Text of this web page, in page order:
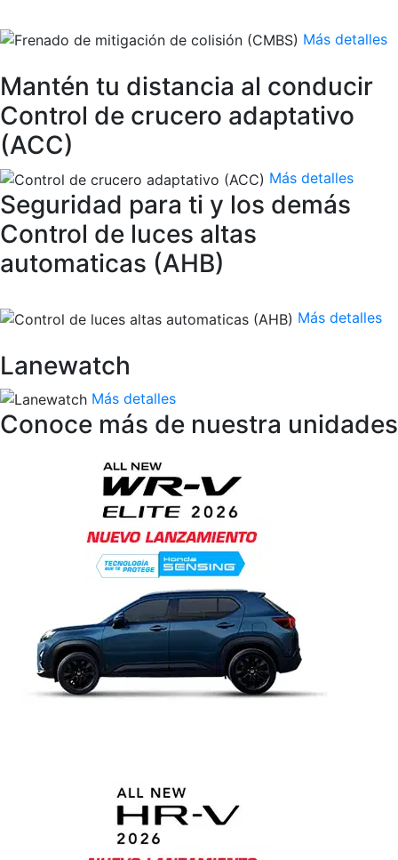
Más detalles
Mantén tu distancia al conducir
Control de crucero adaptativo
(ACC)
Más detalles
Seguridad para ti y los demás
Control de luces altas
automaticas (AHB)
Más detalles
Lanewatch
Más detalles
Conoce más de nuestra unidades